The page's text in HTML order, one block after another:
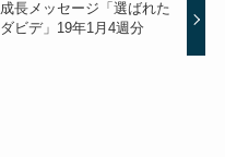
成長メッセージ「選ばれた
ダビデ」19年1月4週分